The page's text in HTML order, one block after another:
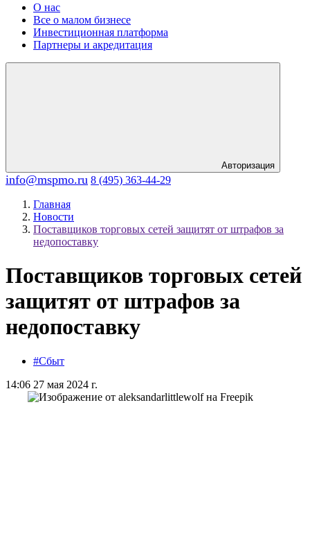
О нас
Все о малом бизнесе
Инвестиционная платформа
Партнеры и акредитация
Авторизация
info@mspmo.ru 8 (495) 363-44-29
Главная
Новости
Поставщиков торговых сетей защитят от штрафов за
недопоставку
Поставщиков торговых сетей
защитят от штрафов за
недопоставку
#Сбыт
14:06 27 мая 2024 г.